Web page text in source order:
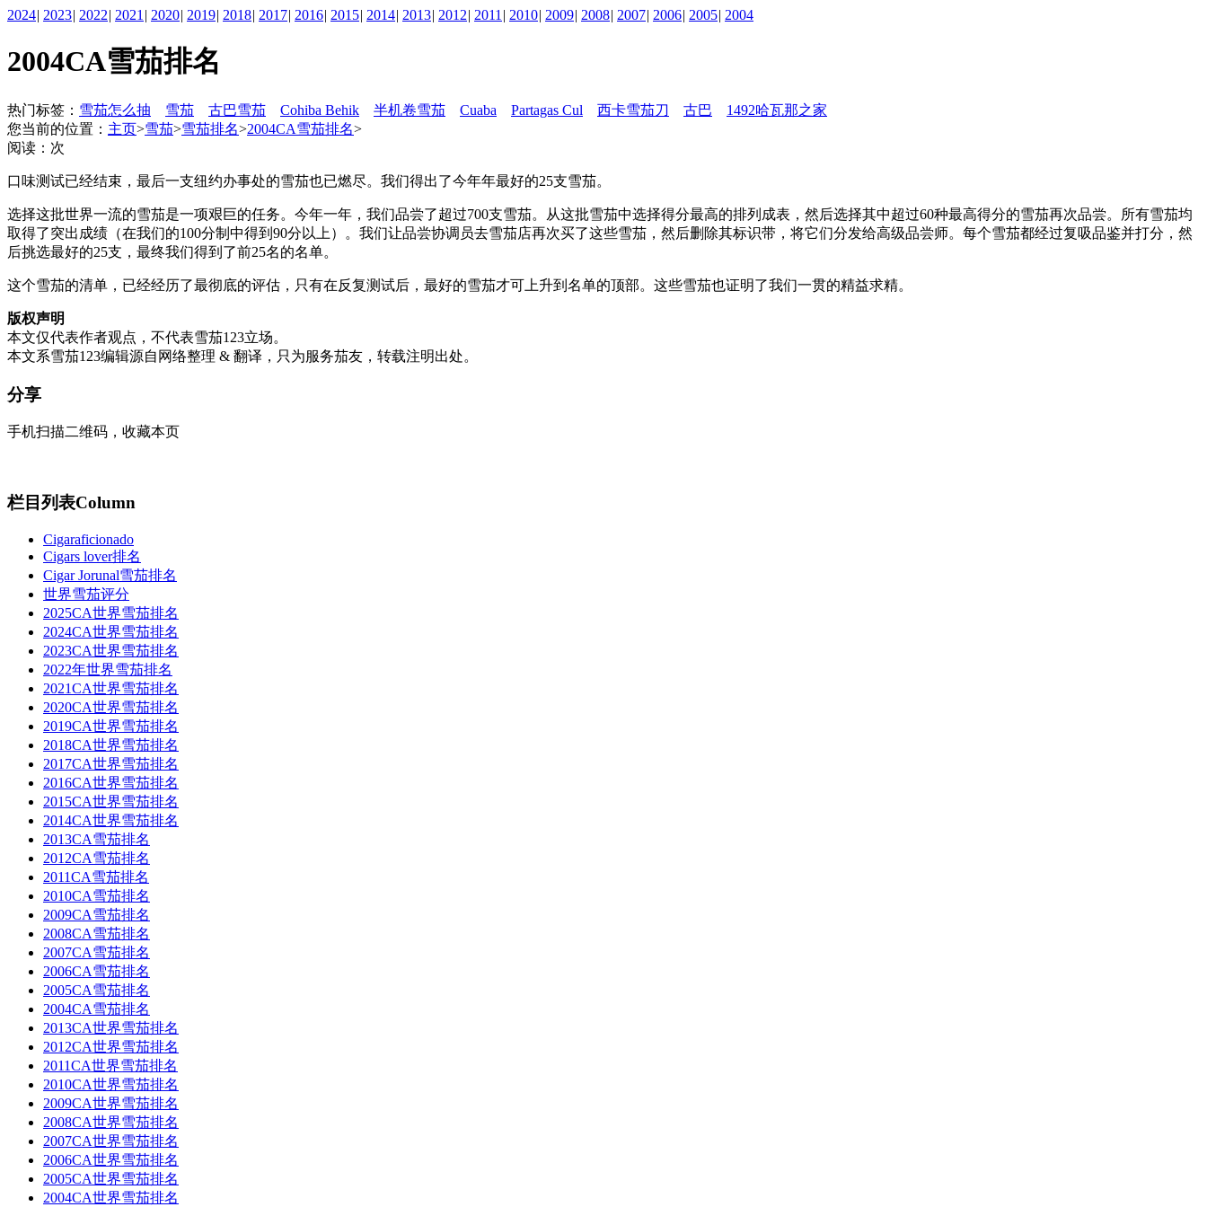
2024| 2023| 2022| 2021 | 2020| 2019| 2018| 2017| 2016| 2015| 2014| 2013| 2012| 2011 | 2010| 2009| 2008| 2007| 2006| 2005| 2004
2004CA雪茄排名
热门标签： 雪茄怎么抽 雪茄 古巴雪茄 Cohiba Behik 半机卷雪茄 Cuaba Partagas Cul 西卡雪茄刀 古巴
1492哈瓦那之家
您当前的位置： 主页>雪茄>雪茄排名>2004CA雪茄排名>
阅读： 次
口味测试已经结束，最后一支纽约办事处的雪茄也已燃尽。我们得出了今年年最好的25支雪茄。
选择这批世界一流的雪茄是一项艰巨的任务。今年一年，我们品尝了超过700支雪茄。从这批雪茄中选择得分最高的排列成表，然后选择其中超过60种最高得分的雪茄再次品尝。所有雪茄均
取得了突出成绩（在我们的100分制中得到90分以上）。我们让品尝协调员去雪茄店再次买了这些雪茄，然后删除其标识带，将它们分发给高级品尝师。每个雪茄都经过复吸品鉴并打分，然
后挑选最好的25支，最终我们得到了前25名的名单。
这个雪茄的清单，已经经历了最彻底的评估，只有在反复测试后，最好的雪茄才可上升到名单的顶部。这些雪茄也证明了我们一贯的精益求精。
版权声明
本文仅代表作者观点，不代表雪茄123立场。
本文系雪茄123编辑源自网络整理 & 翻译，只为服务茄友，转载注明出处。
分享
手机扫描二维码，收藏本页
栏目列表Column
Cigaraficionado
Cigars lover排名
Cigar Jorunal雪茄排名
世界雪茄评分
2025CA世界雪茄排名
2024CA世界雪茄排名
2023CA世界雪茄排名
2022年世界雪茄排名
2021CA世界雪茄排名
2020CA世界雪茄排名
2019CA世界雪茄排名
2018CA世界雪茄排名
2017CA世界雪茄排名
2016CA世界雪茄排名
2015CA世界雪茄排名
2014CA世界雪茄排名
2013CA雪茄排名
2012CA雪茄排名
2011CA雪茄排名
2010CA雪茄排名
2009CA雪茄排名
2008CA雪茄排名
2007CA雪茄排名
2006CA雪茄排名
2005CA雪茄排名
2004CA雪茄排名
2013CA世界雪茄排名
2012CA世界雪茄排名
2011CA世界雪茄排名
2010CA世界雪茄排名
2009CA世界雪茄排名
2008CA世界雪茄排名
2007CA世界雪茄排名
2006CA世界雪茄排名
2005CA世界雪茄排名
2004CA世界雪茄排名